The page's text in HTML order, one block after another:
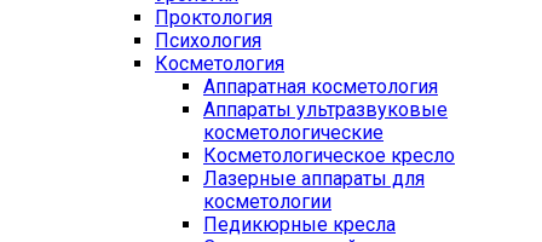
Проктология
Психология
Косметология
Аппаратная косметология
Аппараты ультразвуковые
косметологические
Косметологическое кресло
Лазерные аппараты для
косметологии
Педикюрные кресла